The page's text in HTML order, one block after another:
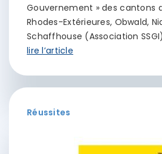
Gouvernement » des cantons
Rhodes-Extérieures, Obwald,
Schaffhouse (Association
lire l’article
Réussites